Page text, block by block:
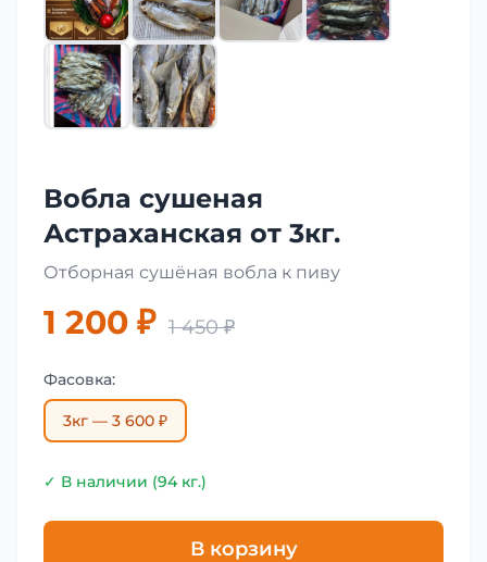
Вобла сушеная
Астраханская от 3кг.
Отборная сушёная вобла к пиву
1 200 ₽ 1 450 ₽
Фасовка:
3кг — 3 600 ₽
✓ В наличии (94 кг.)
В корзину